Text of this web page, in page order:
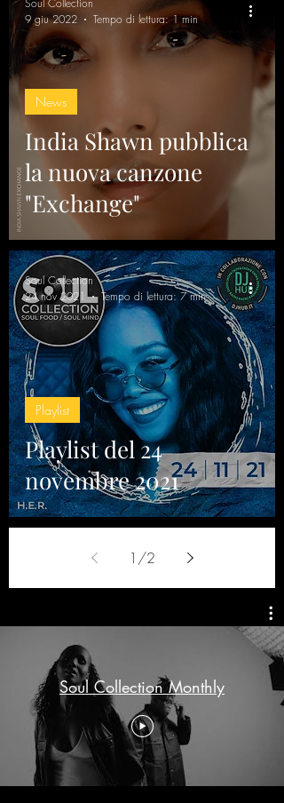
India Shawn pubblica
la nuova canzone
"Exchange"
News
Soul Collection
9 giu 2022
Tempo di lettura: 1 min
Playlist del 24
novembre 2021
Playlist
Soul Collection
24 nov 2021
Tempo di lettura: 7 min
1 /2
Soul Collection Monthly